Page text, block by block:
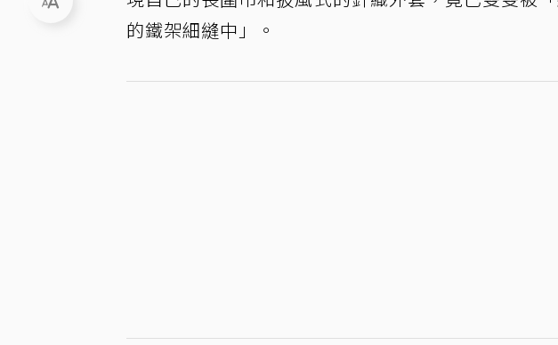
的鐵架細縫中」。